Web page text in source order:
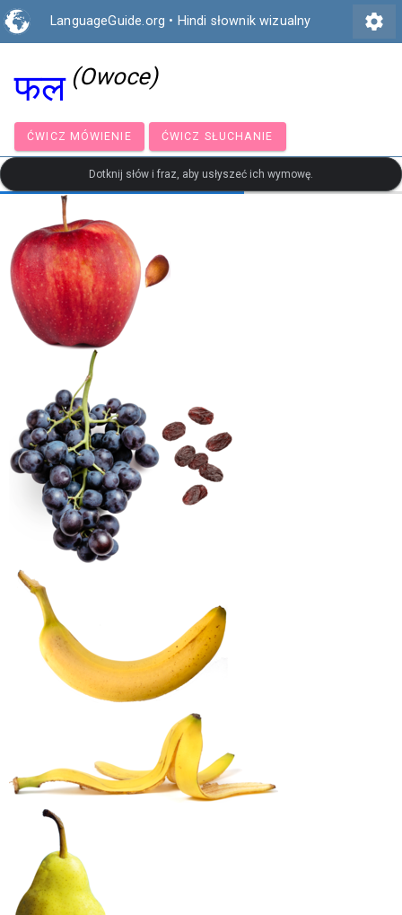
LanguageGuide.org • Hindi słownik wizualny settings
फल (Owoce)
ĆWICZ MÓWIENIE ĆWICZ SŁUCHANIE
Dotknij słów i fraz, aby usłyszeć ich wymowę.